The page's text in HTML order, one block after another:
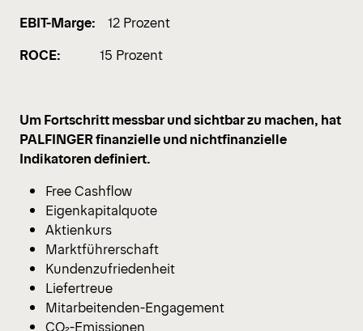
EBIT-Marge: 12 Prozent
ROCE: 15 Prozent
Um Fortschritt messbar und sichtbar zu machen, hat
PALFINGER finanzielle und nichtfinanzielle
Indikatoren definiert.
Free Cashflow
Eigenkapitalquote
Aktienkurs
Marktführerschaft
Kundenzufriedenheit
Liefertreue
Mitarbeitenden-Engagement
CO₂-Emissionen